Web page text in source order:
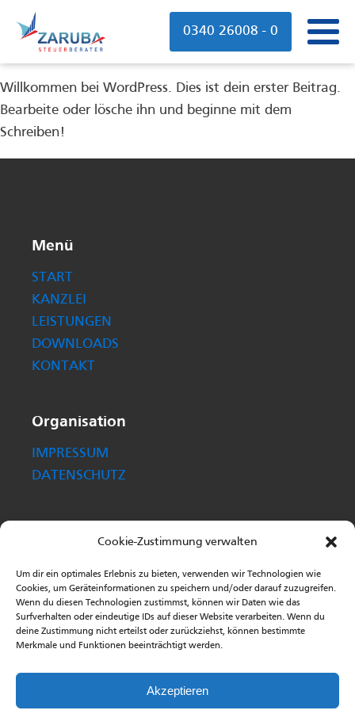
Cookie-Zustimmung verwalten
Um dir ein optimales Erlebnis zu bieten, verwenden wir Technologien wie
Cookies, um Geräteinformationen zu speichern und/oder darauf zuzugreifen.
Wenn du diesen Technologien zustimmst, können wir Daten wie das
Surfverhalten oder eindeutige IDs auf dieser Website verarbeiten. Wenn du
deine Zustimmung nicht erteilst oder zurückziehst, können bestimmte
Merkmale und Funktionen beeinträchtigt werden.
Akzeptieren
0340 26008 - 0
Willkommen bei WordPress. Dies ist dein erster Beitrag.
Bearbeite oder lösche ihn und beginne mit dem
Schreiben!
Menü
START
KANZLEI
LEISTUNGEN
DOWNLOADS
KONTAKT
Organisation
IMPRESSUM
DATENSCHUTZ
Dipl.-oec., Steuerberater
Antoinettenstraße 37
06844 Dessau-Roßlau